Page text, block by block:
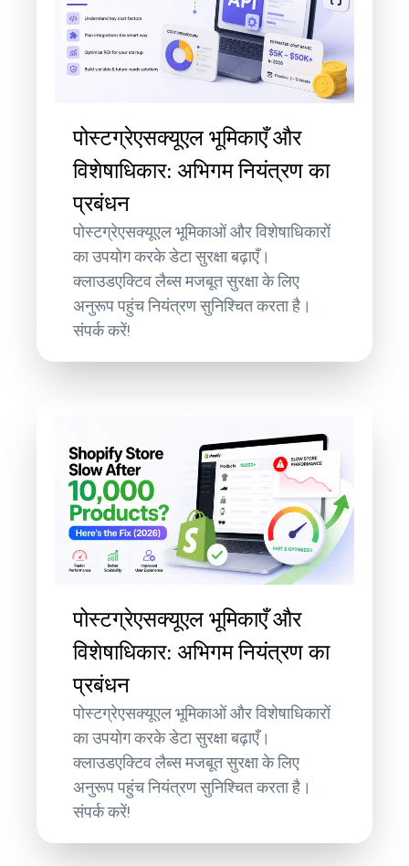
पोस्टग्रेएसक्यूएल भूमिकाएँ और
विशेषाधिकार: अभिगम नियंत्रण का
प्रबंधन
पोस्टग्रेएसक्यूएल भूमिकाओं और विशेषाधिकारों
का उपयोग करके डेटा सुरक्षा बढ़ाएँ।
क्लाउडएक्टिव लैब्स मजबूत सुरक्षा के लिए
अनुरूप पहुंच नियंत्रण सुनिश्चित करता है।
संपर्क करें!
पोस्टग्रेएसक्यूएल भूमिकाएँ और
विशेषाधिकार: अभिगम नियंत्रण का
प्रबंधन
पोस्टग्रेएसक्यूएल भूमिकाओं और विशेषाधिकारों
का उपयोग करके डेटा सुरक्षा बढ़ाएँ।
क्लाउडएक्टिव लैब्स मजबूत सुरक्षा के लिए
अनुरूप पहुंच नियंत्रण सुनिश्चित करता है।
संपर्क करें!